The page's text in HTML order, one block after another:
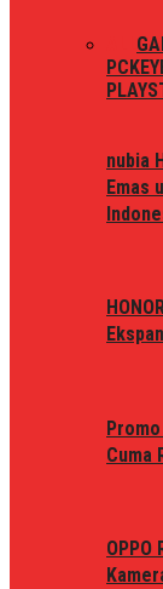
PC
nubia
Emas
Cuma